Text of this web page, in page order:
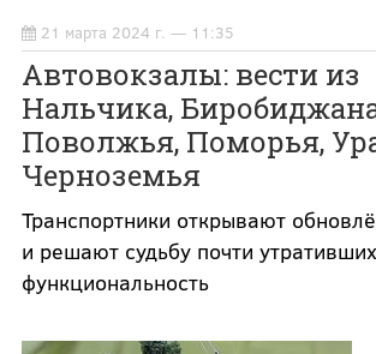
21 марта 2024 г. — 11:35
Автовокзалы: вести из
Нальчика,
Поволжья, Поморья,
Черноземья
Транспортники открывают
и решают судьбу почти утративших
функциональность